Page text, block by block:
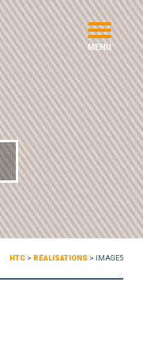
MENU
HTC > RÉALISATIONS > IMAGE5